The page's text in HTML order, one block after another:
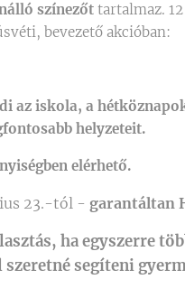
színezőt tartalmaz.
bevezető akcióban:
az iskola, a
helyzeteit.
elérhető.
23.-tól - garantáltan
ha egyszerre
segíteni